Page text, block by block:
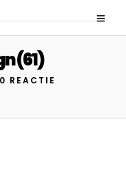
(61)
0 REACTIE